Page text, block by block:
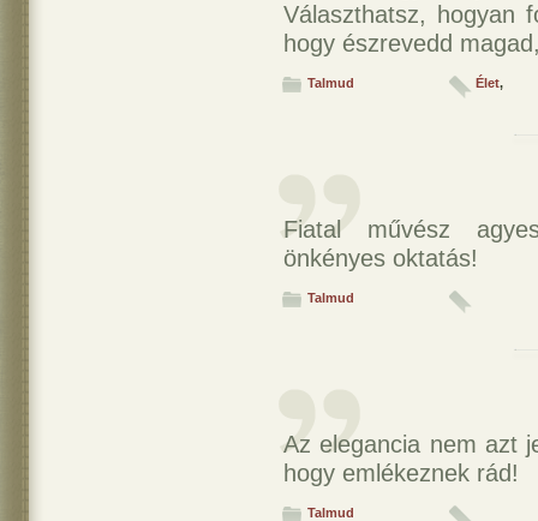
Választhatsz, hogyan
hogy észrevedd
Talmud Élet,
Fiatal művész
önkényes oktatás!
Talmud
Az elegancia nem azt
hogy emlékeznek rád!
Talmud